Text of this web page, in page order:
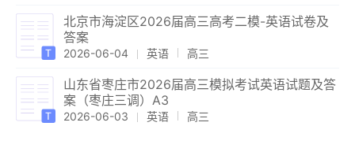
北京市海淀区2026届高三高考二模-英语试卷及
答案
2026-06-04 英语 高三
山东省枣庄市2026届高三模拟考试英语试题及答
案（枣庄三调）A3
2026-06-03 英语 高三